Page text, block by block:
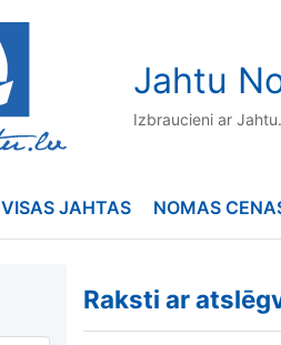
Jahtu
Izbraucieni ar
VISAS JAHTAS NOMAS
Raksti ar